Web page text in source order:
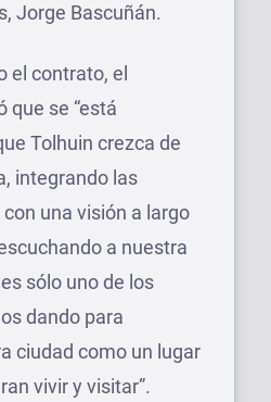
Jorge Bascuñán.
el contrato, el
que se “está
Tolhuin crezca de
integrando las
una visión a largo
a nuestra
sólo uno de los
dando para
ciudad como un lugar
vivir y visitar”.